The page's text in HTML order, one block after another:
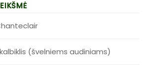
(švelniems audiniams)